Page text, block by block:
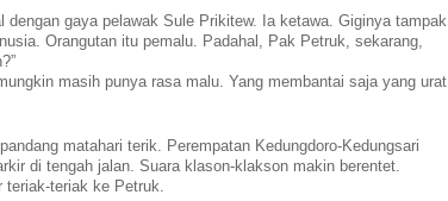
dengan gaya pelawak Sule Prikitew. Ia ketawa. Giginya tampak
Orangutan itu pemalu. Padahal, Pak Petruk, sekarang,
masih punya rasa malu. Yang membantai saja yang urat
matahari terik. Perempatan Kedungdoro-Kedungsari
di tengah jalan. Suara klason-klakson makin berentet.
teriak-teriak ke Petruk.